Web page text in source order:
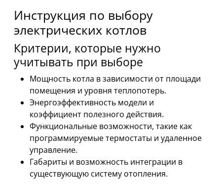
Инструкция по выбору
электрических котлов
Критерии, которые нужно
учитывать при выборе
Мощность котла в зависимости от площади
помещения и уровня теплопотерь.
Энергоэффективность модели и
коэффициент полезного действия.
Функциональные возможности, такие как
программируемые термостаты и удаленное
управление.
Габариты и возможность интеграции в
существующую систему отопления.